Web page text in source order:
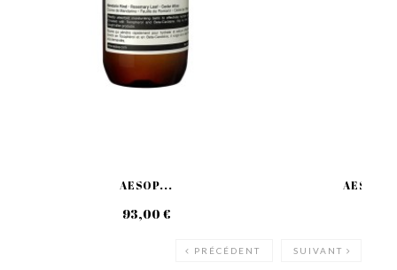
AESOP...
93,00 €
AESOP
PRÉCÉDENT SUIVANT